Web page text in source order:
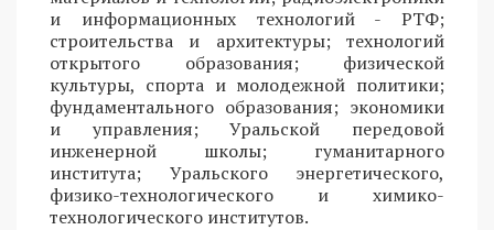
и информационных технологий - РТФ;
строительства и архитектуры; технологий
открытого образования; физической
культуры, спорта и молодежной политики;
фундаментального образования; экономики
и управления; Уральской передовой
инженерной школы; гуманитарного
института; Уральского энергетического,
физико-технологического и химико-
технологического институтов.